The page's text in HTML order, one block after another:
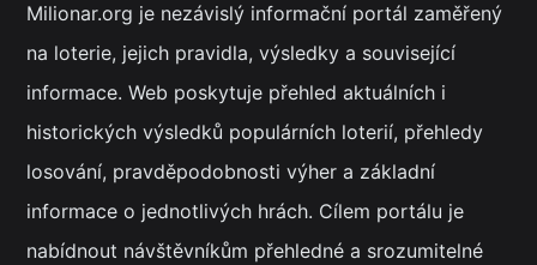
Milionar.org je nezávislý informační portál zaměřený
na loterie, jejich pravidla, výsledky a související
informace. Web poskytuje přehled aktuálních i
historických výsledků populárních loterií, přehledy
losování, pravděpodobnosti výher a základní
informace o jednotlivých hrách. Cílem portálu je
nabídnout návštěvníkům přehledné a srozumitelné